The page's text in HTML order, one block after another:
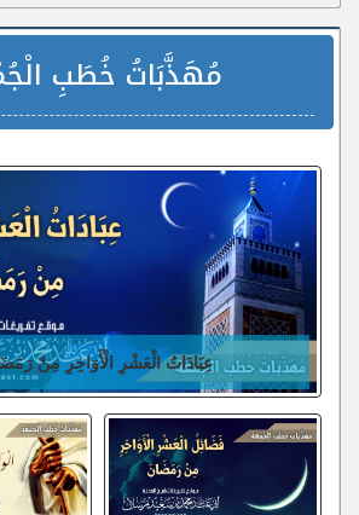
مُهَذَّبَاتُ خُطَبِ
عِبَادَاتُ الْعَشْرِ الْأَوَاخِرِ مِنْ